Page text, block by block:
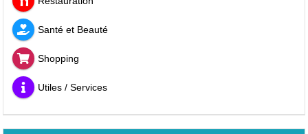
Santé et Beauté
Shopping
Utiles / Services